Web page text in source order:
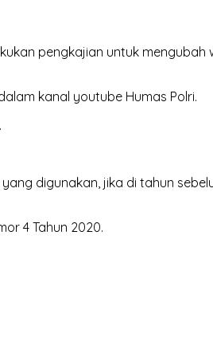
pengkajian untuk mengubah
kanal youtube Humas Polri.
digunakan, jika di tahun
4 Tahun 2020.